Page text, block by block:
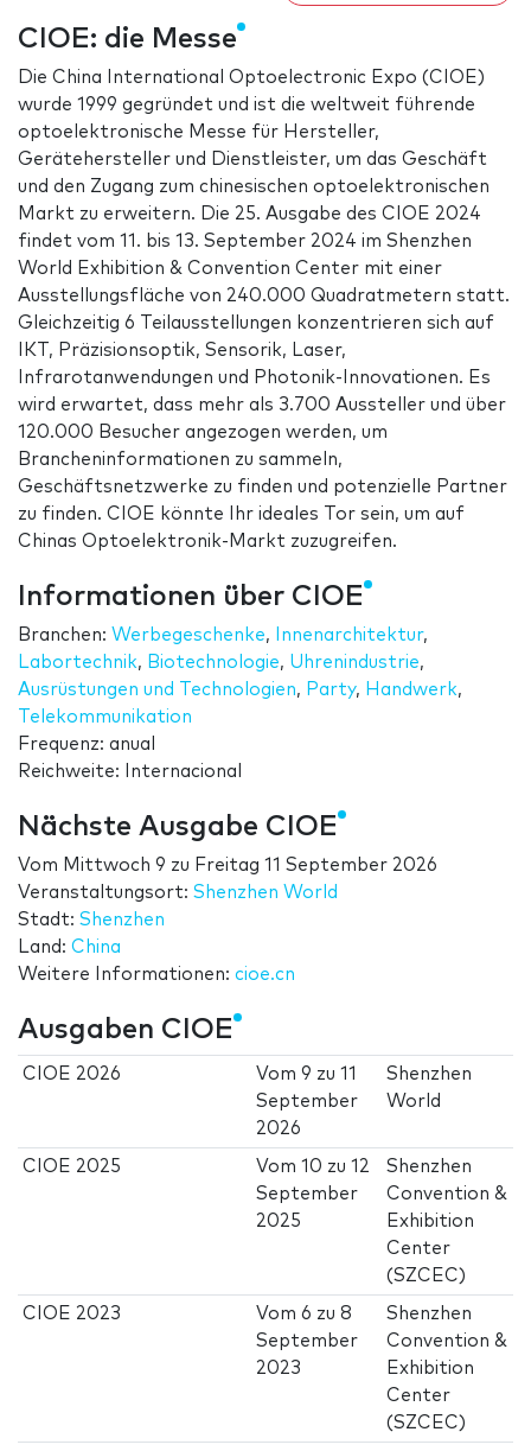
CIOE: die Messe
Die China International Optoelectronic Expo (CIOE)
wurde 1999 gegründet und ist die weltweit führende
optoelektronische Messe für Hersteller,
Gerätehersteller und Dienstleister, um das Geschäft
und den Zugang zum chinesischen optoelektronischen
Markt zu erweitern. Die 25. Ausgabe des CIOE 2024
findet vom 11. bis 13. September 2024 im Shenzhen
World Exhibition & Convention Center mit einer
Ausstellungsfläche von 240.000 Quadratmetern statt.
Gleichzeitig 6 Teilausstellungen konzentrieren sich auf
IKT, Präzisionsoptik, Sensorik, Laser,
Infrarotanwendungen und Photonik-Innovationen. Es
wird erwartet, dass mehr als 3.700 Aussteller und über
120.000 Besucher angezogen werden, um
Brancheninformationen zu sammeln,
Geschäftsnetzwerke zu finden und potenzielle Partner
zu finden. CIOE könnte Ihr ideales Tor sein, um auf
Chinas Optoelektronik-Markt zuzugreifen.
Informationen über CIOE
Branchen: Werbegeschenke, Innenarchitektur,
Labortechnik, Biotechnologie, Uhrenindustrie,
Ausrüstungen und Technologien, Party, Handwerk,
Telekommunikation
Frequenz: anual
Reichweite: Internacional
Nächste Ausgabe CIOE
Vom Mittwoch 9 zu Freitag 11 September 2026
Veranstaltungsort: Shenzhen World
Stadt: Shenzhen
Land: China
Weitere Informationen: cioe.cn
Ausgaben CIOE
CIOE 2026 Vom9 zu11
September
2026
Shenzhen
World
CIOE 2025 Vom10 zu12
September
2025
Shenzhen
Convention &
Exhibition
Center
(SZCEC)
CIOE 2023 Vom6 zu8
September
2023
Shenzhen
Convention &
Exhibition
Center
(SZCEC)